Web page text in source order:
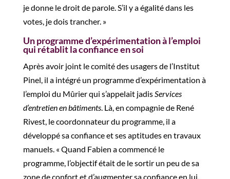
je donne le droit de parole. S’il y a égalité dans les
votes, je dois trancher. »
Un programme d’expérimentation à l’emploi
qui rétablit la confiance en soi
Après avoir joint le comité des usagers de l’Institut
Pinel, il a intégré un programme d’expérimentation à
l’emploi du Mûrier qui s’appelait jadisServices
d’entretien en bâtiments. Là, en compagnie de René
Rivest, le coordonnateur du programme, il a
développé sa confiance et ses aptitudes en travaux
manuels. « Quand Fabien a commencé le
programme, l’objectif était de le sortir un peu de sa
zone de confort et d’augmenter sa confiance en lui.